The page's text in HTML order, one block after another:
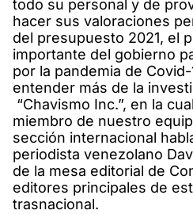
todo su personal y de
hacer sus valoraciones
del presupuesto 2021, el
importante del gobierno
por la pandemia de
entender más de la
“Chavismo Inc.”, en la
miembro de nuestro
sección internacional
periodista venezolano
de la mesa editorial de
editores principales de
trasnacional.